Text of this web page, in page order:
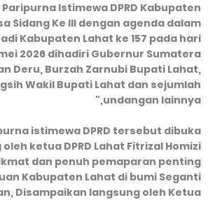
Istimewa DPRD Kabupaten
Sidang Ke III dengan agenda dalam
Kabupaten Lahat ke 157 pada hari
2026 dihadiri Gubernur Sumatera
Deru, Burzah Zarnubi Bupati Lahat,
Wakil Bupati Lahat dan sejumlah
undangan lainnya,"
istimewa DPRD tersebut dibuka
ketua DPRD Lahat Fitrizal Homizi
dan penuh pemaparan penting
Kabupaten Lahat di bumi Seganti
Disampaikan langsung oleh Ketua